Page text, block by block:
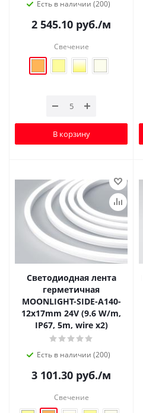
Есть в наличии (200)
2 545.10 руб./м
Свечение
В корзину
Светодиодная лента
герметичная
MOONLIGHT-SIDE-A140-
12x17mm 24V (9.6 W/m,
IP67, 5m, wire x2)
Есть в наличии (200)
3 101.30 руб./м
Свечение